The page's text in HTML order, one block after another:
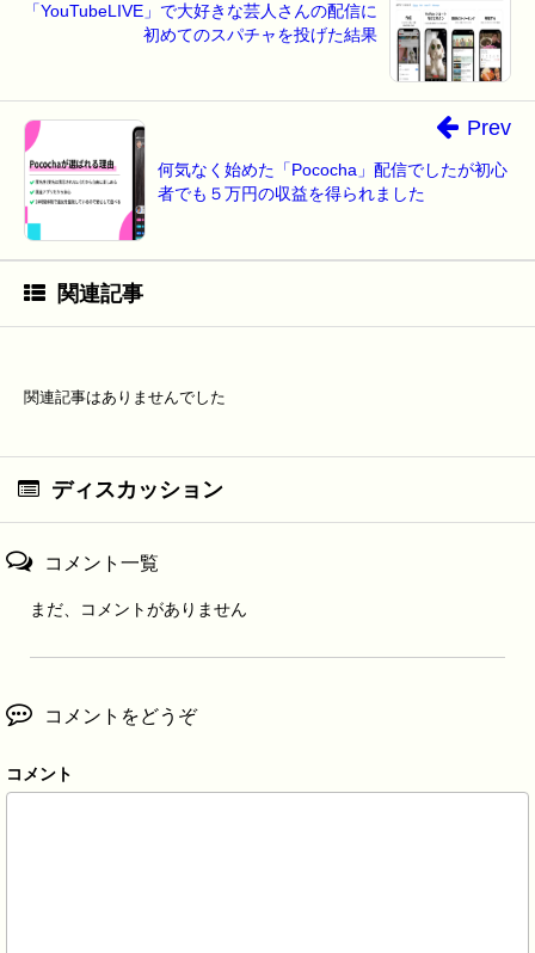
「YouTubeLIVE」で大好きな芸人さんの配信に
初めてのスパチャを投げた結果
何気なく始めた「Pococha」配信でしたが初心
者でも５万円の収益を得られました
Prev
関連記事
関連記事はありませんでした
ディスカッション
コメント一覧
まだ、コメントがありません
コメントをどうぞ
コメント